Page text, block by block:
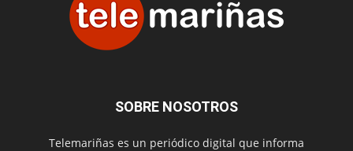
SOBRE NOSOTROS
Telemariñas es un periódico digital que informa